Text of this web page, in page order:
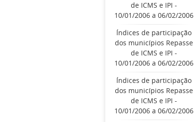
de ICMS e IPI -
10/01/2006 a 06/02/2006
Índices de participação
dos municípios Repasse
de ICMS e IPI -
10/01/2006 a 06/02/2006
Índices de participação
dos municípios Repasse
de ICMS e IPI -
10/01/2006 a 06/02/2006